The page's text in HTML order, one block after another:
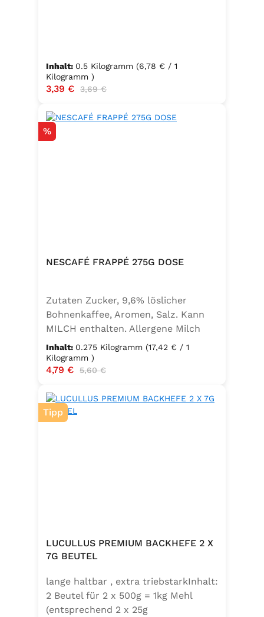
Inhalt: 0.5 Kilogramm (6,78 € / 1
Kilogramm )
Verkaufspreis:
3,39 € Regulärer Preis:
3,69 €
Rabatt
%
NESCAFÉ FRAPPÉ 275G DOSE
Zutaten Zucker, 9,6% löslicher
Bohnenkaffee, Aromen, Salz. Kann
MILCH enthalten. Allergene Milch
und daraus gewonnene Erzeugnisse
Inhalt: 0.275 Kilogramm (17,42 € / 1
Kilogramm )
Verkaufspreis:
4,79 € Regulärer Preis:
5,60 €
Tipp
LUCULLUS PREMIUM BACKHEFE 2 X
7G BEUTEL
lange haltbar , extra triebstarkInhalt:
2 Beutel für 2 x 500g = 1kg Mehl
(entsprechend 2 x 25g